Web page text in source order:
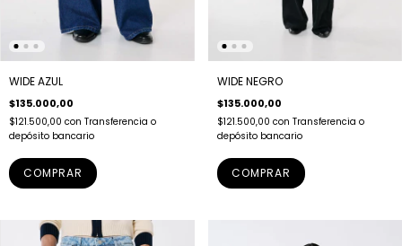
WIDE AZUL
$135.000,00
$121.500,00 con Transferencia o
depósito bancario
COMPRAR
WIDE NEGRO
$135.000,00
$121.500,00 con Transferencia o
depósito bancario
COMPRAR